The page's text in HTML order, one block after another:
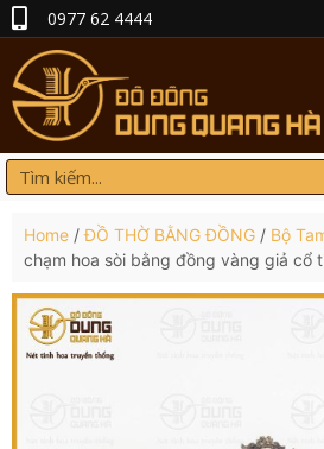
0977 62 4444
Home /ĐỒ THỜ BẰNG ĐỒNG / Bộ
chạm hoa sòi bằng đồng vàng giả cổ